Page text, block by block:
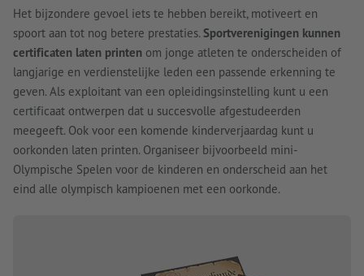
Het bijzondere gevoel iets te hebben bereikt, motiveert en
spoort aan tot nog betere prestaties. Sportverenigingen kunnen
certificaten laten printen om jonge atleten te onderscheiden of
langjarige en verdienstelijke leden een passende erkenning te
geven. Als exploitant van een opleidingsinstelling kunt u een
certificaat ontwerpen dat u succesvolle afgestudeerden
meegeeft. Ook voor een komende kinderverjaardag kunt u
oorkonden laten printen. Organiseer bijvoorbeeld mini-
Olympische Spelen voor de kinderen en onderscheid aan het
eind alle olympisch kampioenen met een oorkonde.